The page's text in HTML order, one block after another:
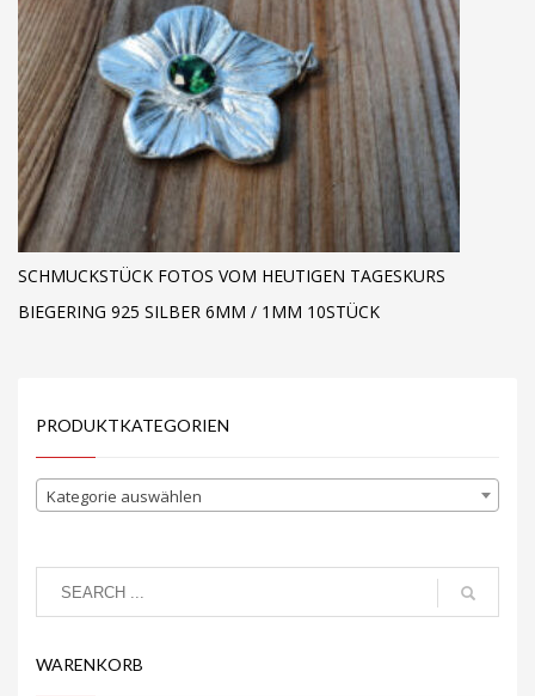
SCHMUCKSTÜCK FOTOS VOM HEUTIGEN TAGESKURS
BIEGERING 925 SILBER 6MM / 1MM 10STÜCK
PRODUKTKATEGORIEN
Kategorie auswählen
WARENKORB